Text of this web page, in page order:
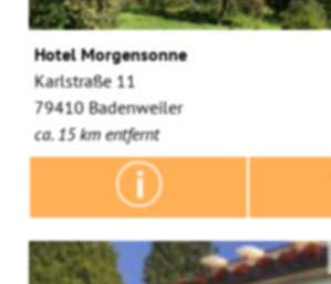
Hotel Morgensonne
Karlstraße 11
79410 Badenweiler
ca. 15 km entfernt